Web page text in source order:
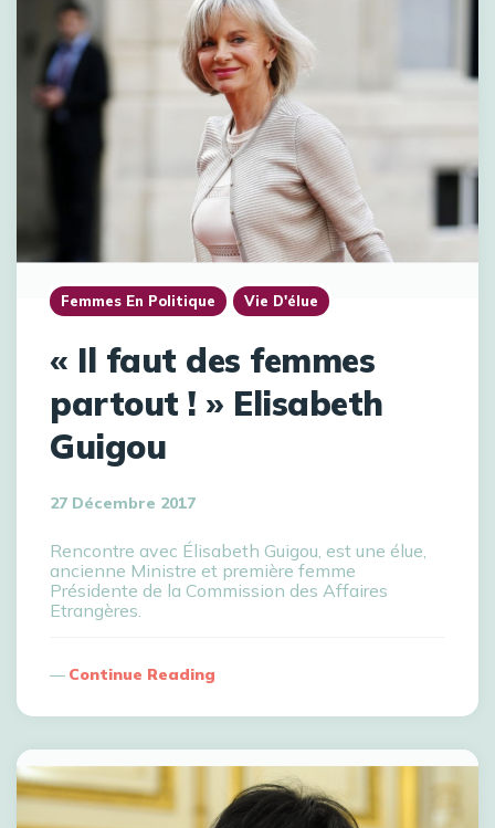
Femmes En Politique Vie D'élue
« Il faut des femmes
partout ! » Elisabeth
Guigou
27 Décembre 2017
Rencontre avec Élisabeth Guigou, est une élue,
ancienne Ministre et première femme
Présidente de la Commission des Affaires
Etrangères.
Continue Reading